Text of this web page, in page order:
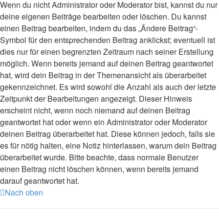
Wenn du nicht Administrator oder Moderator bist, kannst du nur
deine eigenen Beiträge bearbeiten oder löschen. Du kannst
einen Beitrag bearbeiten, indem du das „Ändere Beitrag“-
Symbol für den entsprechenden Beitrag anklickst; eventuell ist
dies nur für einen begrenzten Zeitraum nach seiner Erstellung
möglich. Wenn bereits jemand auf deinen Beitrag geantwortet
hat, wird dein Beitrag in der Themenansicht als überarbeitet
gekennzeichnet. Es wird sowohl die Anzahl als auch der letzte
Zeitpunkt der Bearbeitungen angezeigt. Dieser Hinweis
erscheint nicht, wenn noch niemand auf deinen Beitrag
geantwortet hat oder wenn ein Administrator oder Moderator
deinen Beitrag überarbeitet hat. Diese können jedoch, falls sie
es für nötig halten, eine Notiz hinterlassen, warum dein Beitrag
überarbeitet wurde. Bitte beachte, dass normale Benutzer
einen Beitrag nicht löschen können, wenn bereits jemand
darauf geantwortet hat.
Nach oben